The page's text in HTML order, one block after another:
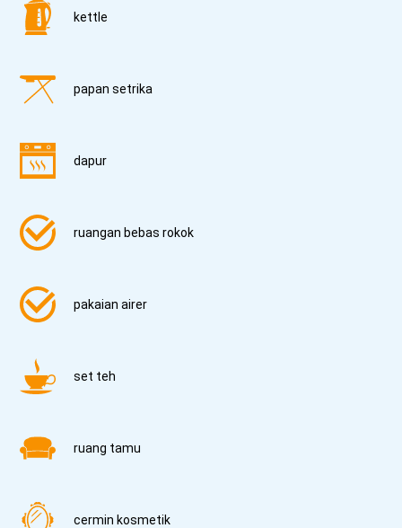
kettle
papan setrika
dapur
ruangan bebas rokok
pakaian airer
set teh
ruang tamu
cermin kosmetik